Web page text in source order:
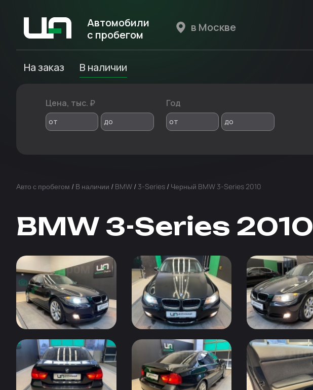
Автомобили
с пробегом
На заказ В наличии
Цена, тыс. ₽
от до
Год
от до
Авто с пробегом / В наличии / BMW / 3-Series / Черный BMW 3-Series 2010
BMW 3-Series 2010